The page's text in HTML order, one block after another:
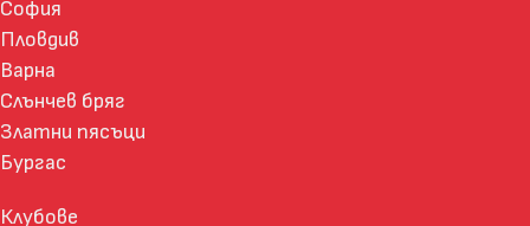
София
Пловдив
Варна
Слънчев бряг
Златни пясъци
Бургас
Клубове